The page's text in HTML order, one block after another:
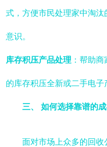
式，方便市民处理家中淘
意识。
库存积压产品处理 ：帮助
的库存积压全新或二手电子
三、 如何选择靠谱的
面对市场上众多的回